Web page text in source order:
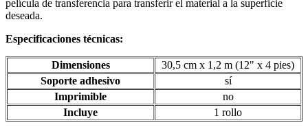
película de transferencia para transferir el material a la superficie
deseada.
Especificaciones técnicas:
Dimensiones
30,5 cm x 1,2 m (12" x 4 pies)
Soporte adhesivo
sí
Imprimible
no
Incluye
1 rollo